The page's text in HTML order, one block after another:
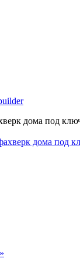
дома под